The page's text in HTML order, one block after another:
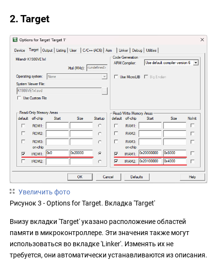
2. Target
Увеличить фото
Рисунок 3 - Options for Target. Вкладка 'Target'
Внизу вкладки 'Target' указано расположение областей
памяти в микроконтроллере. Эти значения также могут
использоваться во вкладке 'Linker'. Изменять их не
требуется, они автоматически устанавливаются из описания.